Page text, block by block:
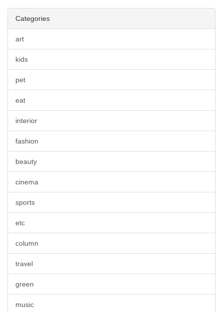
Categories
art
kids
pet
eat
interior
fashion
beauty
cinema
sports
etc
column
travel
green
music